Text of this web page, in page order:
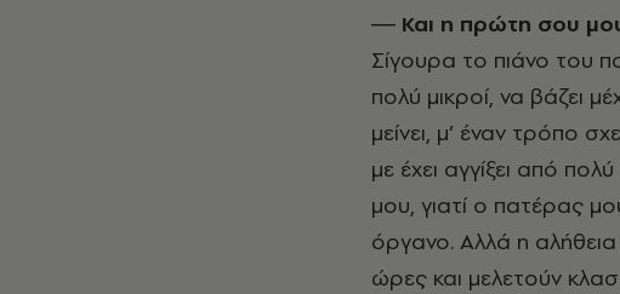
― Και η πρώτη σου
Σίγουρα το πιάνο του
πολύ μικροί, να βάζει
μείνει, μ’ έναν τρόπο
με έχει αγγίξει από
μου, γιατί ο πατέρας
όργανο. Αλλά η αλήθεια
ώρες και μελετούν